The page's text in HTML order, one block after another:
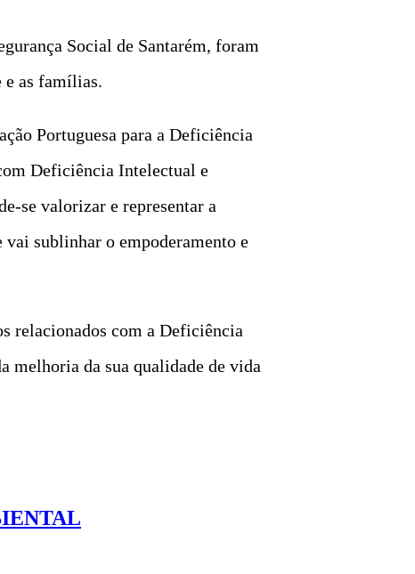
Social de Santarém, foram
e as famílias.
Portuguesa para a Deficiência
Deficiência Intelectual e
se valorizar e representar a
vai sublinhar o empoderamento e
relacionados com a Deficiência
melhoria da sua qualidade de vida